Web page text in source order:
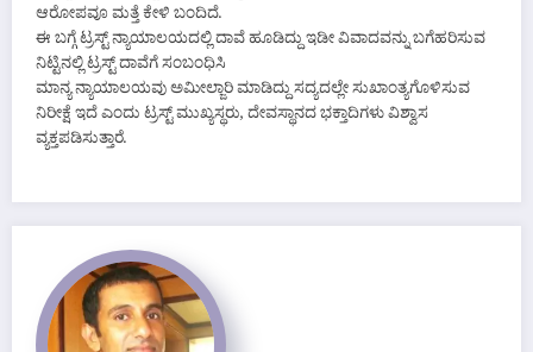
ಆರೋಪವೂ ಮತ್ತೆ ಕೇಳಿ ಬಂದಿದೆ.
ಈ ಬಗ್ಗೆ ಟ್ರಸ್ಟ್ ನ್ಯಾಯಾಲಯದಲ್ಲಿ ದಾವೆ ಹೂಡಿದ್ದು ಇಡೀ ವಿವಾದವನ್ನು ಬಗೆಹರಿಸುವ
ನಿಟ್ಟಿನಲ್ಲಿ ಟ್ರಸ್ಟ್ ದಾವೆಗೆ ಸಂಬಂಧಿಸಿ
ಮಾನ್ಯ ನ್ಯಾಯಾಲಯವು ಅಮೀಲ್ಜಾರಿ ಮಾಡಿದ್ದು ಸದ್ಯದಲ್ಲೇ ಸುಖಾಂತ್ಯಗೊಳಿಸುವ
ನಿರೀಕ್ಷೆ ಇದೆ ಎಂದು ಟ್ರಸ್ಟ್ ಮುಖ್ಯಸ್ಥರು, ದೇವಸ್ಥಾನದ ಭಕ್ತಾದಿಗಳು ವಿಶ್ವಾಸ
ವ್ಯಕ್ತಪಡಿಸುತ್ತಾರೆ.